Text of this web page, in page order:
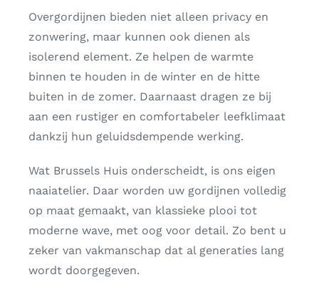
CONTACT
Overgordijnen bieden niet alleen privacy en
zonwering, maar kunnen ook dienen als
isolerend element. Ze helpen de warmte
binnen te houden in de winter en de hitte
buiten in de zomer. Daarnaast dragen ze bij
aan een rustiger en comfortabeler leefklimaat
dankzij hun geluidsdempende werking.
Wat Brussels Huis onderscheidt, is ons eigen
naaiatelier. Daar worden uw gordijnen volledig
op maat gemaakt, van klassieke plooi tot
moderne wave, met oog voor detail. Zo bent u
zeker van vakmanschap dat al generaties lang
wordt doorgegeven.